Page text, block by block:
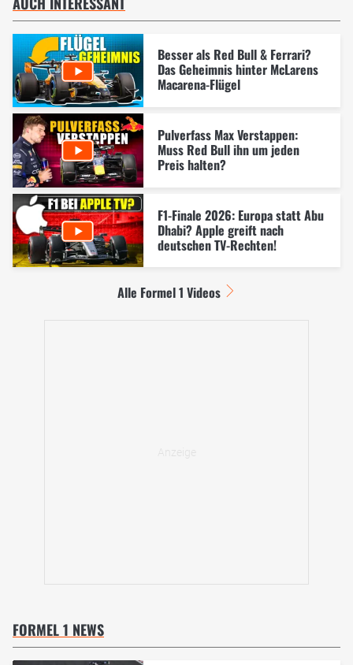
Besser als Red Bull & Ferrari?
Das Geheimnis hinter McLarens
Macarena-Flügel
Pulverfass Max Verstappen:
Muss Red Bull ihn um jeden
Preis halten?
F1-Finale 2026: Europa statt Abu
Dhabi? Apple greift nach
deutschen TV-Rechten!
Alle Formel 1 Videos
FORMEL 1 NEWS